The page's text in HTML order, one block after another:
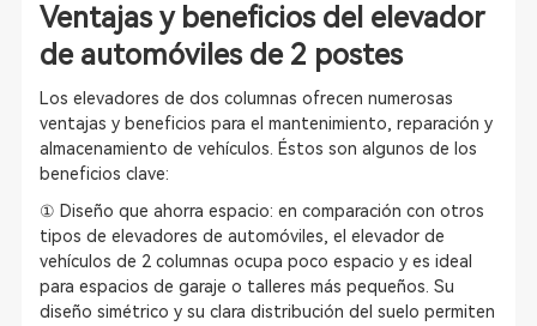
Ventajas y beneficios del elevador
de automóviles de 2 postes
Los elevadores de dos columnas ofrecen numerosas
ventajas y beneficios para el mantenimiento, reparación y
almacenamiento de vehículos. Éstos son algunos de los
beneficios clave:
① Diseño que ahorra espacio: en comparación con otros
tipos de elevadores de automóviles, el elevador de
vehículos de 2 columnas ocupa poco espacio y es ideal
para espacios de garaje o talleres más pequeños. Su
diseño simétrico y su clara distribución del suelo permiten